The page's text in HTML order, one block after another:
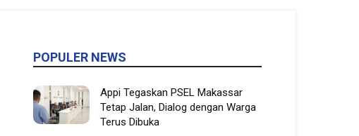
POPULER NEWS
Appi Tegaskan PSEL Makassar
Tetap Jalan, Dialog dengan Warga
Terus Dibuka